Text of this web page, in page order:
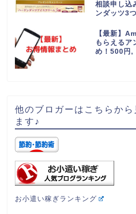
相談申し込
ンダッツ3
【最新】
もらえるア
め！500円,
他のブロガーはこちらから
ます♪
お小遣い稼ぎランキング